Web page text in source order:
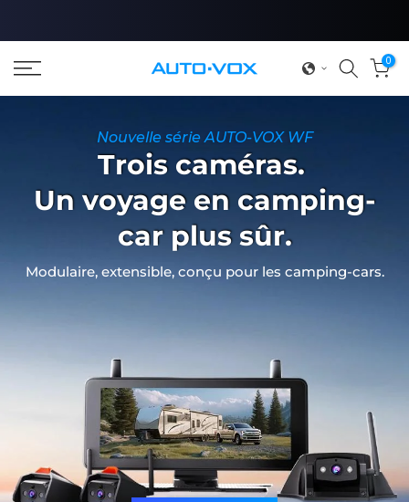
au
contenu
0
Nouvelle série AUTO-VOX WF
Trois caméras.
Un voyage en camping-
car plus sûr.
Modulaire, extensible, conçu pour les camping-cars.